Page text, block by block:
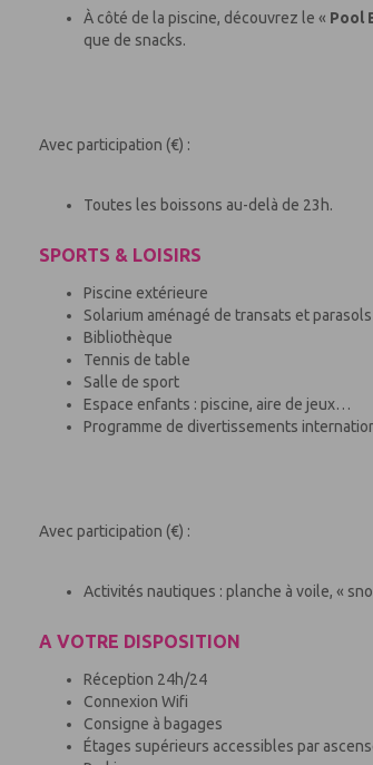
À côté de la piscine, découvrez le « Pool
que de snacks.
Avec participation (€) :
Toutes les boissons au-delà de 23h.
SPORTS & LOISIRS
Piscine extérieure
Solarium aménagé de transats et parasols
Bibliothèque
Tennis de table
Salle de sport
Espace enfants : piscine, aire de jeux…
Programme de divertissements
Avec participation (€) :
Activités nautiques : planche à voile, «
A VOTRE DISPOSITION
Réception 24h/24
Connexion Wifi
Consigne à bagages
Étages supérieurs accessibles par